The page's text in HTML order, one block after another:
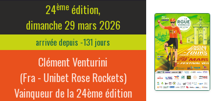
24ème édition,
dimanche 29 mars 2026
arrivée depuis -131 jours
Clément Venturini
(Fra - Unibet Rose Rockets)
Vainqueur de la 24ème édition